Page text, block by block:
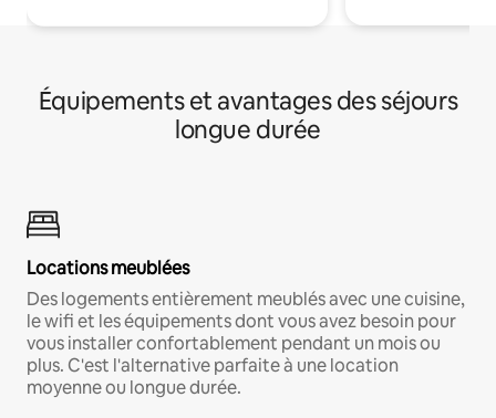
Équipements et avantages des séjours
longue durée
Locations meublées
Des logements entièrement meublés avec une cuisine,
le wifi et les équipements dont vous avez besoin pour
vous installer confortablement pendant un mois ou
plus. C'est l'alternative parfaite à une location
moyenne ou longue durée.